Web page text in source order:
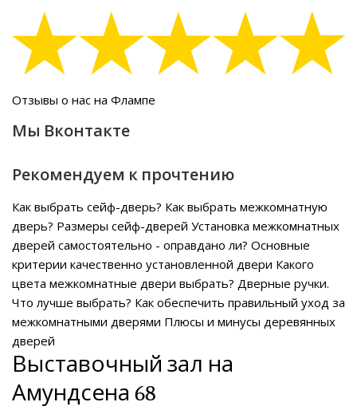
Отзывы о нас на Флампе
Мы Вконтакте
Рекомендуем к прочтению
Как выбрать сейф-дверь? Как выбрать межкомнатную
дверь? Размеры сейф-дверей Установка межкомнатных
дверей самостоятельно - оправдано ли? Основные
критерии качественно установленной двери Какого
цвета межкомнатные двери выбрать? Дверные ручки.
Что лучше выбрать? Как обеспечить правильный уход за
межкомнатными дверями Плюсы и минусы деревянных
дверей
Выставочный зал на
Амундсена 68